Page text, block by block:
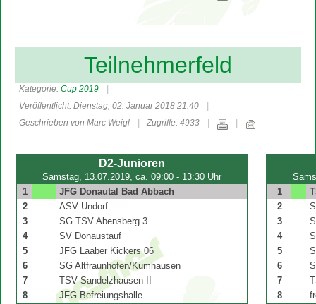
Teilnehmerfeld
Kategorie: Cup 2019
Veröffentlicht: Dienstag, 02. Januar 2018 21:40
Geschrieben von Marc Weigl
Zugriffe: 4933
D2-Junioren
Samstag, 13.07.2019, ca. 09:00 - 13:30 Uhr
1
JFG Donautal Bad Abbach
2
ASV Undorf
3
SG TSV Abensberg 3
4
SV Donaustauf
5
JFG Laaber Kickers 06
6
SG Altfraunhofen/Kumhausen
7
TSV Sandelzhausen II
8
JFG Befreiungshalle
1
2
3
4
5
6
7
8